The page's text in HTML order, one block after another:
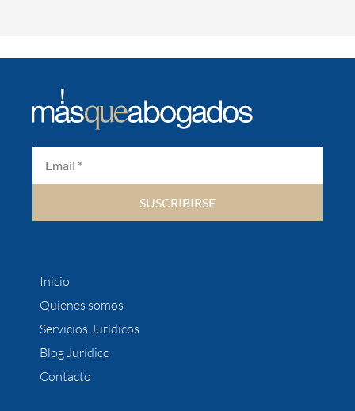
SUSCRIBIRSE
Inicio
Quienes somos
Servicios Jurídicos
Blog Jurídico
Contacto